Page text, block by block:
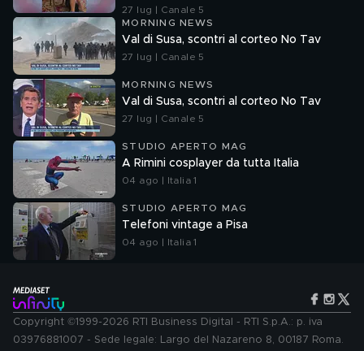
27 lug | Canale 5
MORNING NEWS
Val di Susa, scontri al corteo No Tav
27 lug | Canale 5
MORNING NEWS
Val di Susa, scontri al corteo No Tav
27 lug | Canale 5
STUDIO APERTO MAG
A Rimini cosplayer da tutta Italia
04 ago | Italia 1
STUDIO APERTO MAG
Telefoni vintage a Pisa
04 ago | Italia 1
Copyright ©1999-2026 RTI Business Digital - RTI S.p.A.: p. iva
03976881007 - Sede legale: Largo del Nazareno 8, 00187 Roma.